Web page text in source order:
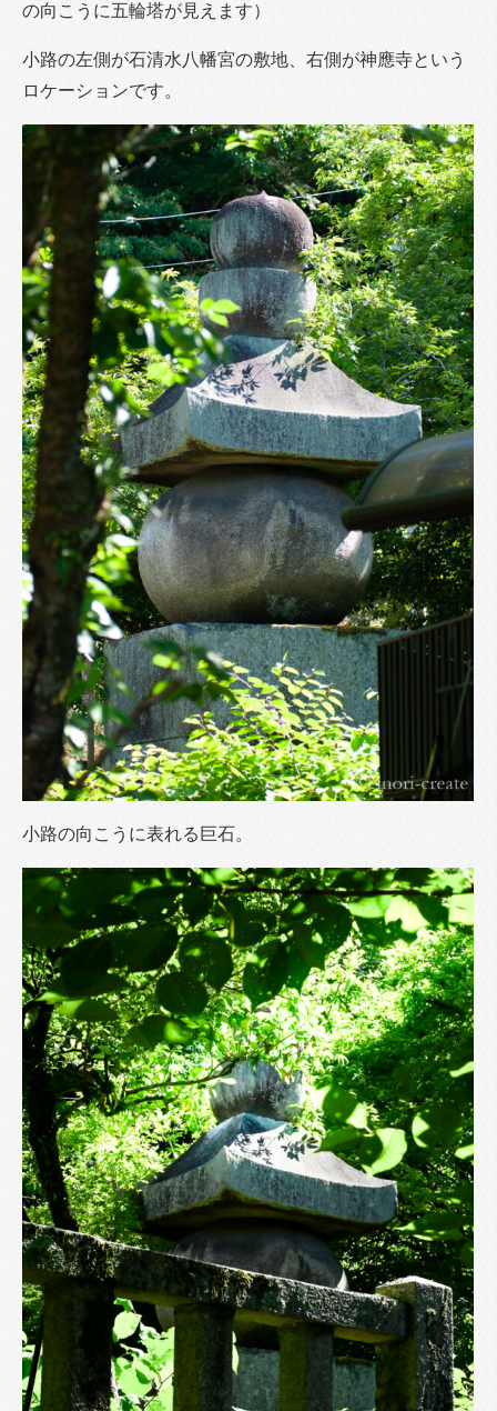
の向こうに五輪塔が見えます）
小路の左側が石清水八幡宮の敷地、右側が神應寺という
ロケーションです。
小路の向こうに表れる巨石。